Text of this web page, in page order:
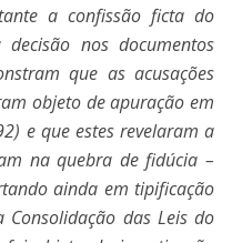
a confissão ficta do
nos documentos
que as acusações
objeto de apuração em
e que estes revelaram a
na quebra de fidúcia –
ainda em tipificação
das Leis do